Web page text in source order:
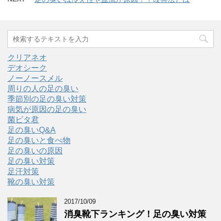
クリアネオ
デオシーク
ノーノースメル
周りの人の足の臭い
季節別の足の臭い対策
病気が原因の足の臭い
菌ピタ君
足の臭いQ&A
足の臭いと食べ物
足の臭いの原因
足の臭い対策
足汗対策
靴の臭い対策
2017/10/09
消臭靴下ランキング！足の臭い対策